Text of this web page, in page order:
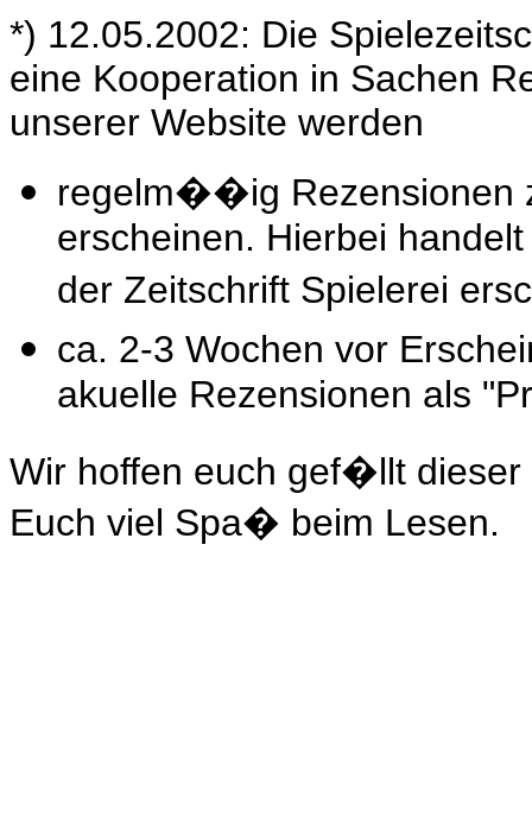
*) 12.05.2002: Die
eine Kooperation in Sachen
unserer Website werden
regelm��ig Rezensionen
erscheinen. Hierbei
der Zeitschrift Spielerei
ca. 2-3 Wochen vor
akuelle Rezensionen als
Wir hoffen euch gef�llt
Euch viel Spa� beim Lesen.